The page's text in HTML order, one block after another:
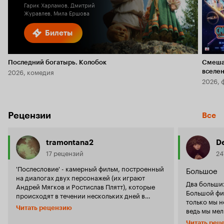
Билеты
Гарик Харламов, Дмитрий
Журавлев, Мила Ершова
Последний богатырь. Колобок
2026, комедия
2026,
Рецензии Все
tramontana2
17 рецензий
'Послесловие' - камерный фильм, построенный
на диалогах двух персонажей (их играют
Андрей Мягков и Ростислав Плятт), которые
происходят в течении нескольких дней в
одной московской квартире. Эти два
персонажа - молодой богатый интеллигент
Читать рецензию
Большое
Два
Большой фильм. И жизнь-то ведь
только мы
ведь мы
мельчим